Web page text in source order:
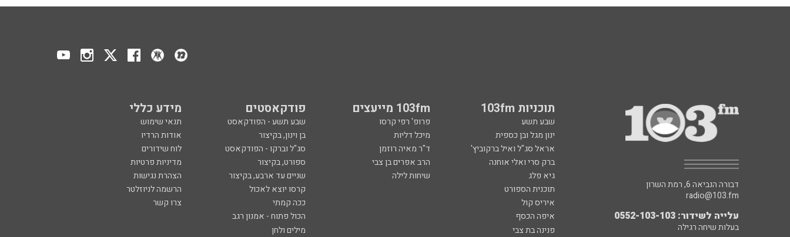
תוכניות 103fm 103fm מייעצים פודקאסטים מידע כללי
שבע תשע פרופ' רפי קרסו שבע תשע - הפודקאסט
תנאי שימוש
ינון מגל ובן כספית
מיכל דליות בן וינון, בקיצור
אודות הרדיו
אראל סג"ל ואיל ברקוביץ'
ד"ר מאיה רוזמן סג"ל וברקו - הפודקאסט
לוח שידורים
ברק סרי ואלי אוחנה
הרב אפרים בן צבי ספורט, בקיצור
מדיניות פרטיות
גיא פלג
שיחות לילה שניים עד ארבע, בקיצור
הצהרת נגישות
תוכנית הספורט
קרסו יוצא לאכול
הרשמה לניוזלטר
איריס קול
ככה קמתי
צרו קשר
איפה הכסף
הכול פתוח - אמנון רגב
פנינה בת צבי
מילים ולחן
דבורה הנביאה 6, רמת השרון
radio@103.fm
עלייה לשידור: 0552-103-103
בעלות שיחה רגילה